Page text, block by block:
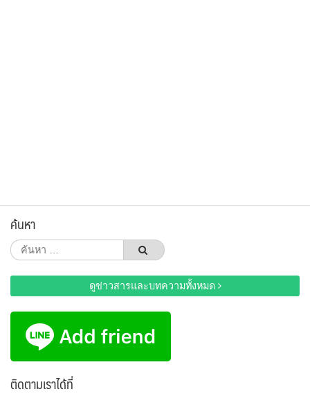
ค้นหา
ค้นหา
สำหรับ:
ดูข่าวสารและบทความทั้งหมด
ติดตามเราได้ที่